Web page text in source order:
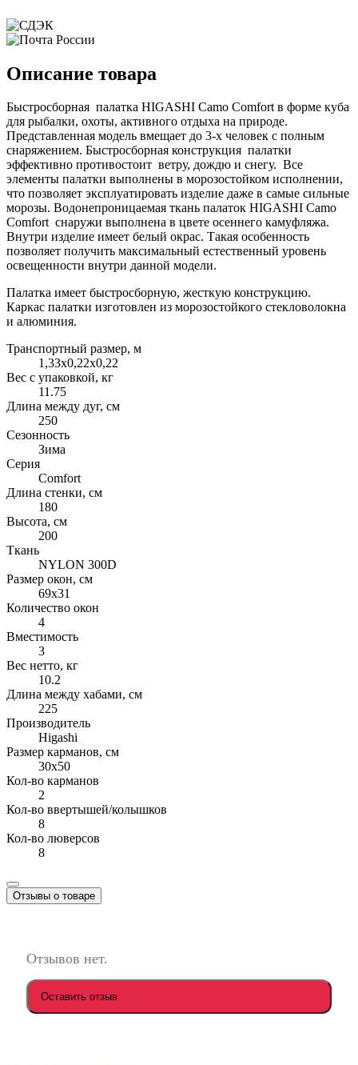
Описание товара
Быстросборная палатка HIGASHI Camo Comfort в форме куба
для рыбалки, охоты, активного отдыха на природе.
Представленная модель вмещает до 3-х человек с полным
снаряжением. Быстросборная конструкция палатки
эффективно противостоит ветру, дождю и снегу. Все
элементы палатки выполнены в морозостойком исполнении,
что позволяет эксплуатировать изделие даже в самые сильные
морозы. Водонепроницаемая ткань палаток HIGASHI Camo
Comfort снаружи выполнена в цвете осеннего камуфляжа.
Внутри изделие имеет белый окрас. Такая особенность
позволяет получить максимальный естественный уровень
освещенности внутри данной модели.
Палатка имеет быстросборную, жесткую конструкцию.
Каркас палатки изготовлен из морозостойкого стекловолокна
и алюминия.
Транспортный размер, м
1,33x0,22x0,22
Вес с упаковкой, кг
11.75
Длина между дуг, см
250
Сезонность
Зима
Серия
Comfort
Длина стенки, см
180
Высота, см
200
Ткань
NYLON 300D
Размер окон, см
69x31
Количество окон
4
Вместимость
3
Вес нетто, кг
10.2
Длина между хабами, см
225
Производитель
Higashi
Размер карманов, см
30x50
Кол-во карманов
2
Кол-во ввертышей/колышков
8
Кол-во люверсов
8
Отзывы о товаре
Отзывов нет.
Оставить отзыв